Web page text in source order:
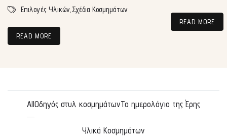
Επιλογές Υλικών, Σχέδια Κοσμημάτων
READ MORE
READ MORE
AllΟδηγός στυλ κοσμημάτωνΤο ημερολόγιο της Έρης
Υλικά Κοσμημάτων